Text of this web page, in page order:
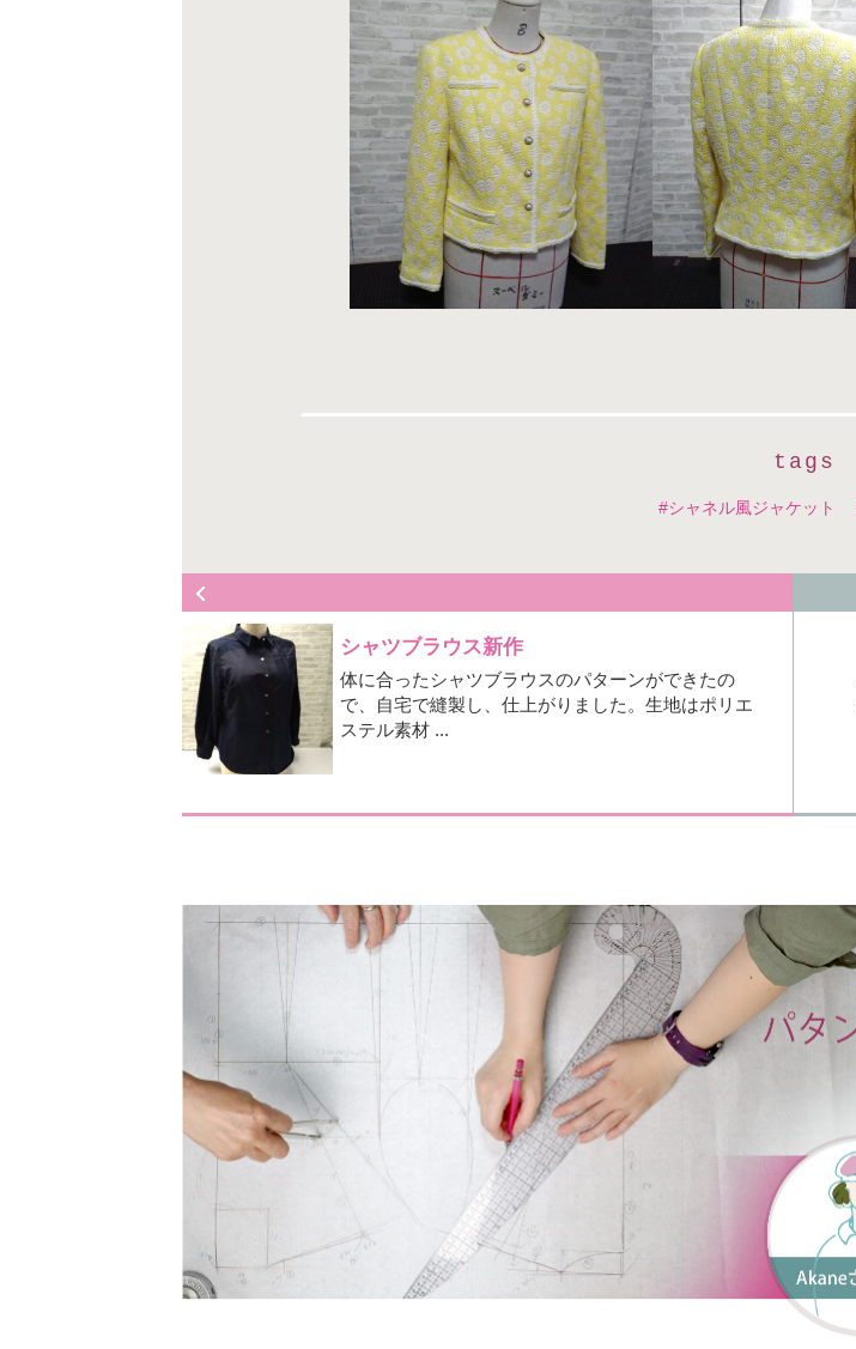
tags
シャネル風ジャケット
シャツブラウス新作
体に合ったシャツブラウスのパターンができたの
で、自宅で縫製し、仕上がりました。生地はポリエ
ステル素材 ...